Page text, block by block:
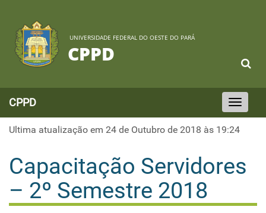
UNIVERSIDADE FEDERAL DO OESTE DO PARÁ
CPPD
Toggle
navigation
CPPD
Ultima atualização em 24 de Outubro de 2018 às 19:24
Capacitação Servidores
– 2º Semestre 2018